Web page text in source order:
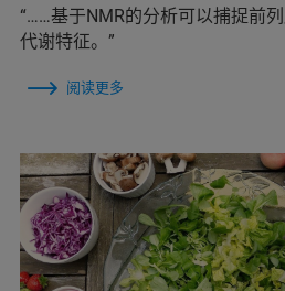
“……基于NMR的分析可以捕捉前
代谢特征。”
阅读更多